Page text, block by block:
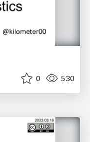
0 530